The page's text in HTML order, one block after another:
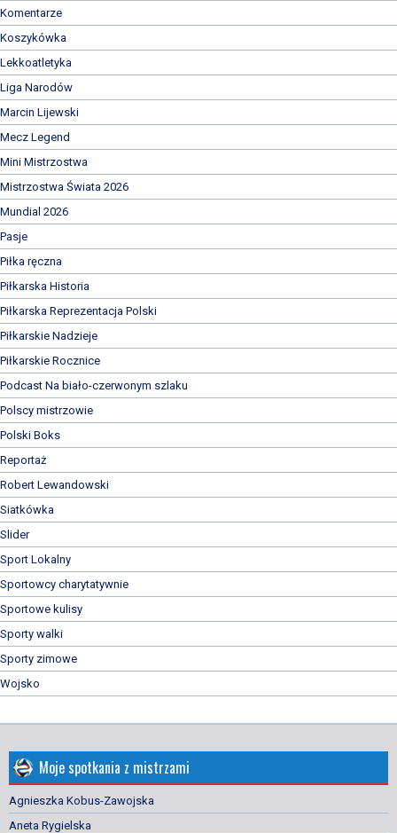
Komentarze
Koszykówka
Lekkoatletyka
Liga Narodów
Marcin Lijewski
Mecz Legend
Mini Mistrzostwa
Mistrzostwa Świata 2026
Mundial 2026
Pasje
Piłka ręczna
Piłkarska Historia
Piłkarska Reprezentacja Polski
Piłkarskie Nadzieje
Piłkarskie Rocznice
Podcast Na biało-czerwonym szlaku
Polscy mistrzowie
Polski Boks
Reportaż
Robert Lewandowski
Siatkówka
Slider
Sport Lokalny
Sportowcy charytatywnie
Sportowe kulisy
Sporty walki
Sporty zimowe
Wojsko
Moje spotkania z mistrzami
Agnieszka Kobus-Zawojska
Aneta Rygielska